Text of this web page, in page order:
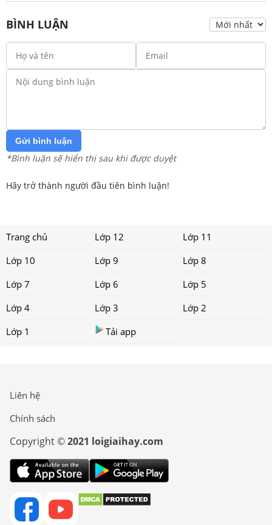
BÌNH LUẬN
Gửi bình luận
*Bình luận sẽ hiển thị sau khi được duyệt
Hãy trở thành người đầu tiên bình luận!
Trang chủ Lớp 12
Lớp 11
Lớp 10
Lớp 9
Lớp 8
Lớp 7
Lớp 6
Lớp 5
Lớp 4
Lớp 3
Lớp 2
Lớp 1
Tải app
Liên hệ
Chính sách
Copyright ©2021 loigiaihay.com